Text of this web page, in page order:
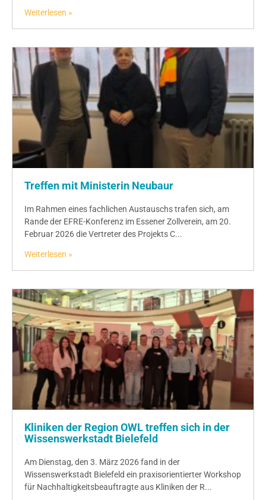
Weiterlesen »
Treffen mit Ministerin Neubaur
Im Rahmen eines fachlichen Austauschs trafen sich, am
Rande der EFRE-Konferenz im Essener Zollverein, am 20.
Februar 2026 die Vertreter des Projekts C...
Weiterlesen »
Kliniken der Region OWL treffen sich in der
Wissenswerkstadt Bielefeld
Am Dienstag, den 3. März 2026 fand in der
Wissenswerkstadt Bielefeld ein praxisorientierter Workshop
für Nachhaltigkeitsbeauftragte aus Kliniken der R...